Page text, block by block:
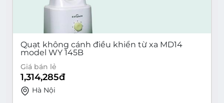
Quạt không cánh điều khiển từ xa MD14
model WY 145B
Giá bán lẻ
1,314,285đ
Hà Nội